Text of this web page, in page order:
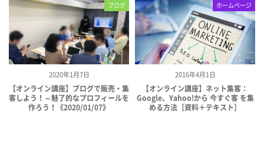
2020年1月7日
ブログ
【オンライン講座】ブログで販売・集
客しよう！～魅了的なプロフィールを
作ろう！《2020/01/07》
2016年4月1日
ホームページ
【オンライン講座】ネット集客：
Google、Yahoo!から 今すぐ客 を集
める方法［資料＋テキスト］